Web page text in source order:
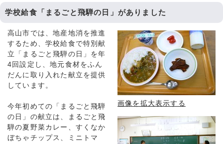
学校給食「まるごと飛騨の日」がありました
画像を拡大表示する
高山市では、地産地消を推進
するため、学校給食で特別献
立「まるごと飛騨の日」を年
4回設定し、地元食材をふん
だんに取り入れた献立を提供
しています。
今年初めての「まるごと飛騨
の日」の献立は、まるごと飛
騨の夏野菜カレー、すくなか
ぼちゃチップス、ミニトマ